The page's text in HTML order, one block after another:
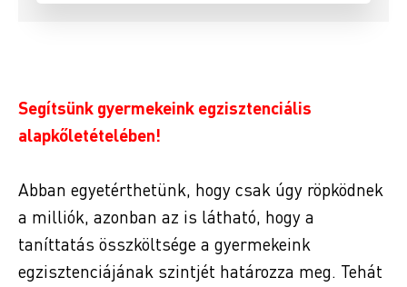
Segítsünk gyermekeink egzisztenciális
alapkőletételében!
Abban egyetérthetünk, hogy csak úgy röpködnek
a milliók, azonban az is látható, hogy a
taníttatás összköltsége a gyermekeink
egzisztenciájának szintjét határozza meg. Tehát